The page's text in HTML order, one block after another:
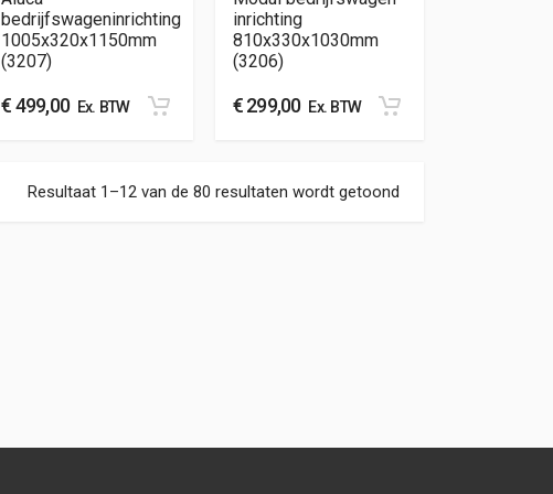
bedrijfswageninrichting
1005x320x1150mm
(3207)
€499,00Ex. BTW
inrichting
810x330x1030mm
(3206)
€299,00Ex. BTW
Resultaat 1–12 van de 80 resultaten wordt getoond